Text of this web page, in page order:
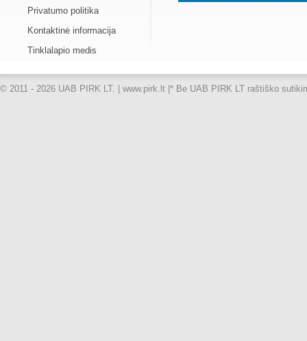
Privatumo politika
Kontaktinė informacija
Tinklalapio medis
© 2011 - 2026 UAB PIRK LT. | www.pirk.lt | * Be UAB PIRK LT raštiško